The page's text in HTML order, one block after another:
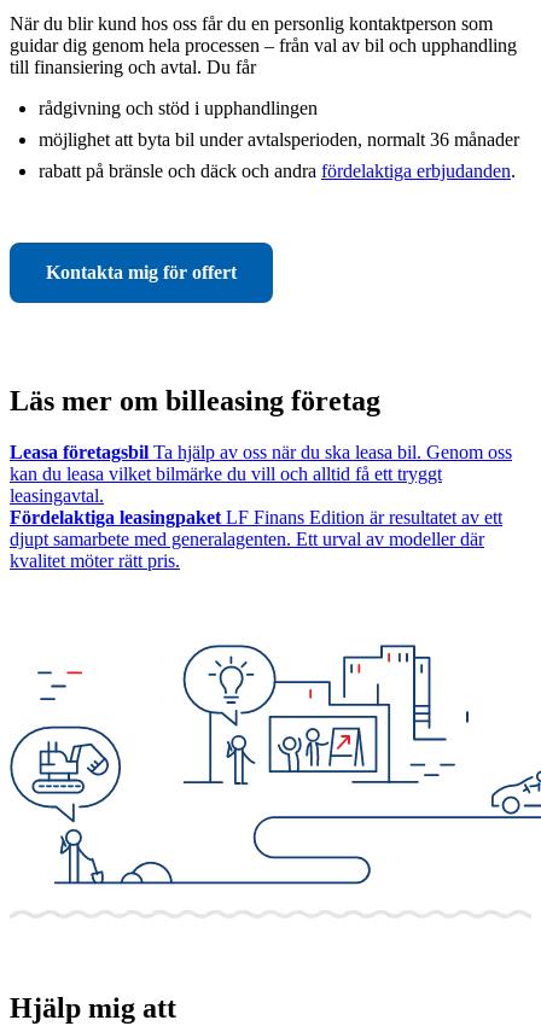
När du blir kund hos oss får du en personlig kontaktperson som
guidar dig genom hela processen – från val av bil och upphandling
till finansiering och avtal. Du får
rådgivning och stöd i upphandlingen
möjlighet att byta bil under avtalsperioden, normalt 36 månader
rabatt på bränsle och däck och andra fördelaktiga erbjudanden.
Kontakta mig för offert
Läs mer om billeasing företag
Leasa företagsbil Ta hjälp av oss när du ska leasa bil. Genom oss
kan du leasa vilket bilmärke du vill och alltid få ett tryggt
leasingavtal.
Fördelaktiga leasingpaket LF Finans Edition är resultatet av ett
djupt samarbete med generalagenten. Ett urval av modeller där
kvalitet möter rätt pris.
Hjälp mig att